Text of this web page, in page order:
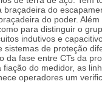
braçadeira do
do poder.
para distinguir o
indutivos e
sistemas de proteção
da fase entre CTs da
fiação do medidor, as
operadores um